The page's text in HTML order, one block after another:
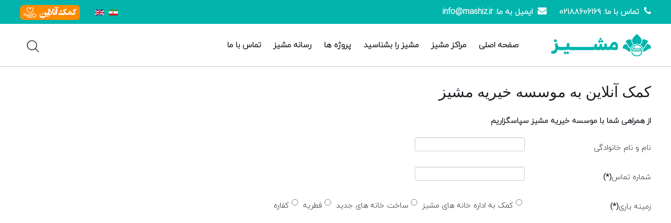
تماس با ما: ۰۲۱۸۸۶۰۶۱۶۹ ایمیل به ما: info@mashiz.ir
صفحه اصلی مراکز مشیز مشیز را بشناسید پروژه ها رسانه مشیز تماس با ما
کمک آنلاین به موسسه خیریه مشیز
از همراهی شما با موسسه خیریه مشیز سپاسگزاریم
نام و نام خانوادگی
شماره تماس(*)
زمینه یاری(*) کمک به اداره خانه های مشیز ساخت خانه های جدید فطریه کفاره